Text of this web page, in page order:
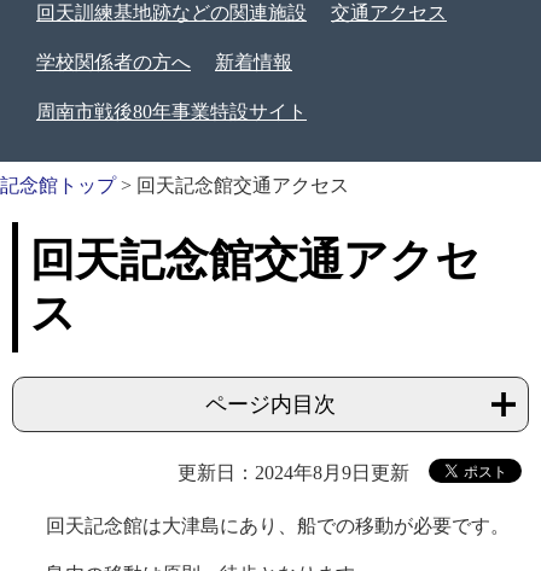
回天訓練基地跡などの関連施設 交通アクセス
学校関係者の方へ 新着情報
周南市戦後80年事業特設サイト
記念館トップ > 回天記念館交通アクセス
回天記念館交通アクセ
ス
ページ内目次
更新日：2024年8月9日更新
回天記念館は大津島にあり、船での移動が必要です。